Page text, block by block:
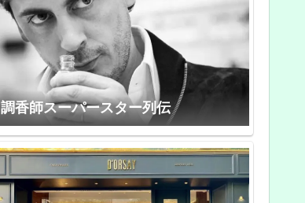
調香師スーパースター列伝